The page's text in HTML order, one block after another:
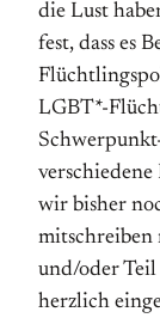
die Lust
fest, dass es
LGBT*-
wir bisher
mitschreiben
und/oder Teil
herzlich